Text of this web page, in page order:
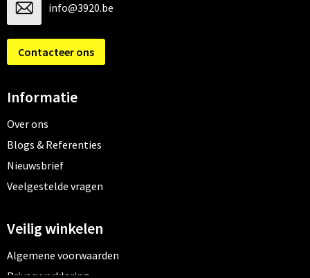
info@3920.be
Contacteer ons
Informatie
Over ons
Blogs & Referenties
Nieuwsbrief
Veelgestelde vragen
Veilig winkelen
Algemene voorwaarden